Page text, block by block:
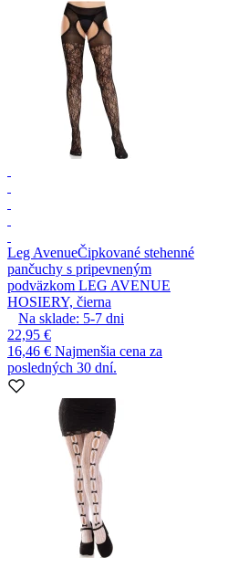
Leg AvenueČipkované stehenné
pančuchy s pripevneným
podväzkom LEG AVENUE
HOSIERY, čierna
Na sklade: 5-7 dni
22,95 €
16,46 € Najmenšia cena za
posledných 30 dní.